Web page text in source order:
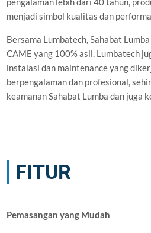
menjadi simbol kualitas dan
Bersama Lumbatech, Sahabat
CAME yang 100% asli. Lumbatech
instalasi dan maintenance yang
berpengalaman dan profesional,
keamanan Sahabat Lumba dan juga
FITUR
Pemasangan yang Mudah